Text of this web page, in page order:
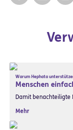
Warum Hephata
Menschen
Damit benachteiligte
Mehr